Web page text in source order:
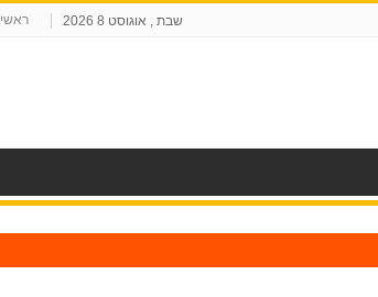
שבת , אוגוסט 8 2026 ראשי